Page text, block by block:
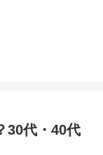
30代・40代